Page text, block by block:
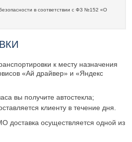
в соответствии с ФЗ №152 «О
к месту назначения
«Ай драйвер» и «Яндекс
вы получите автостекла;
клиенту в течение дня.
доставка осуществляется одной из